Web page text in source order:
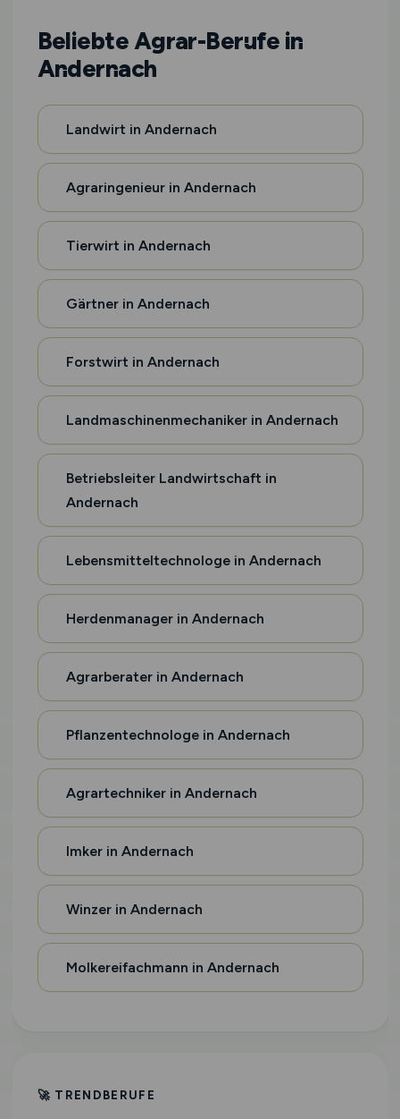
Beliebte Agrar-Berufe in
Andernach
Landwirt in Andernach
Agraringenieur in Andernach
Tierwirt in Andernach
Gärtner in Andernach
Forstwirt in Andernach
Landmaschinenmechaniker in Andernach
Betriebsleiter Landwirtschaft in
Andernach
Lebensmitteltechnologe in Andernach
Herdenmanager in Andernach
Agrarberater in Andernach
Pflanzentechnologe in Andernach
Agrartechniker in Andernach
Imker in Andernach
Winzer in Andernach
Molkereifachmann in Andernach
🚀 TRENDBERUFE